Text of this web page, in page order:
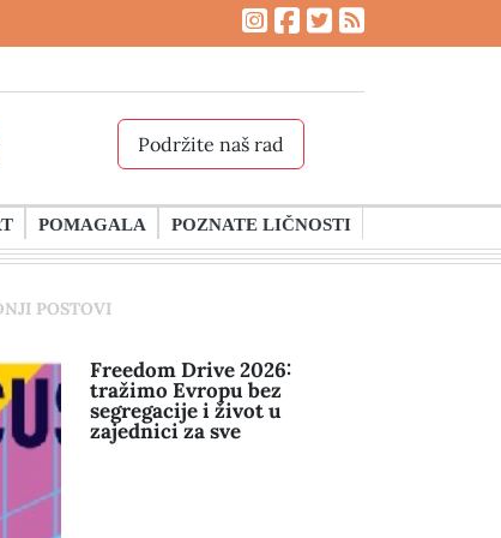
Podržite naš rad
POMAGALA POZNATE LIČNOSTI
POSTOVI
Freedom Drive 2026:
tražimo Evropu bez
segregacije i život u
zajednici za sve